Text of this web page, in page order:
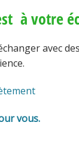
à votre
avec
vous.